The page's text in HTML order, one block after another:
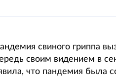
свиного гриппа
своим видением в
что пандемия